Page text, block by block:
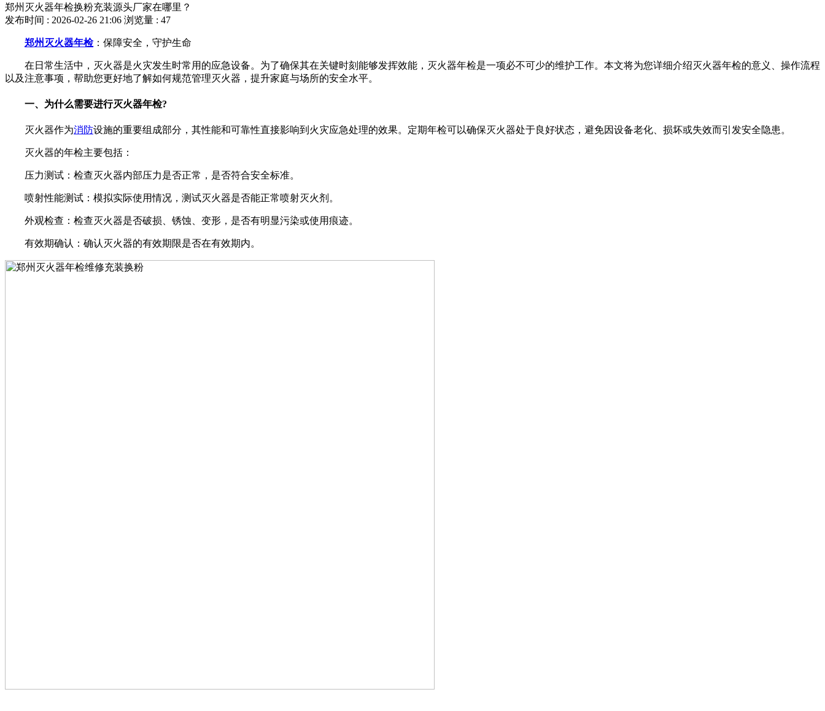
郑州灭火器年检换粉充装源头厂家在哪里？
发布时间 : 2026-02-26 21:06 浏览量 : 47
郑州灭火器年检：保障安全，守护生命
在日常生活中，灭火器是火灾发生时常用的应急设备。为了确保其在关键时刻能够发挥效能，灭火器年检是一项必不可少的维护工作。本文将为您详细介绍灭火器年检的意义、操作流程
以及注意事项，帮助您更好地了解如何规范管理灭火器，提升家庭与场所的安全水平。
一、为什么需要进行灭火器年检?
灭火器作为消防设施的重要组成部分，其性能和可靠性直接影响到火灾应急处理的效果。定期年检可以确保灭火器处于良好状态，避免因设备老化、损坏或失效而引发安全隐患。
灭火器的年检主要包括：
压力测试：检查灭火器内部压力是否正常，是否符合安全标准。
喷射性能测试：模拟实际使用情况，测试灭火器是否能正常喷射灭火剂。
外观检查：检查灭火器是否破损、锈蚀、变形，是否有明显污染或使用痕迹。
有效期确认：确认灭火器的有效期限是否在有效期内。